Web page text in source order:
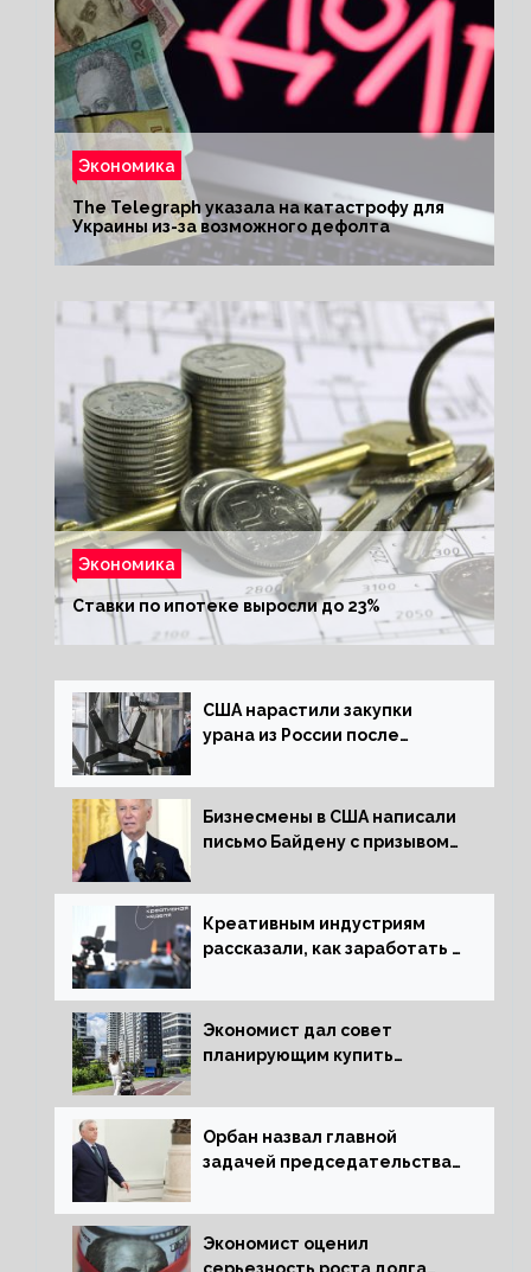
Экономика
The Telegraph указала на катастрофу для
Украины из-за возможного дефолта
Экономика
Ставки по ипотеке выросли до 23%
США нарастили закупки
урана из России после
Бизнесмены в США написали
письмо Байдену с призывом
Креативным индустриям
рассказали, как заработать 2
экономики
Экономист дал совет
планирующим купить
Орбан назвал главной
задачей председательства
за мир
Экономист оценил